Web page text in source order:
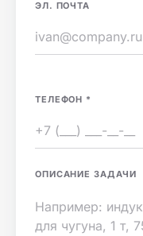
ЭЛ. ПОЧТА
ТЕЛЕФОН *
ОПИСАНИЕ ЗАДАЧИ